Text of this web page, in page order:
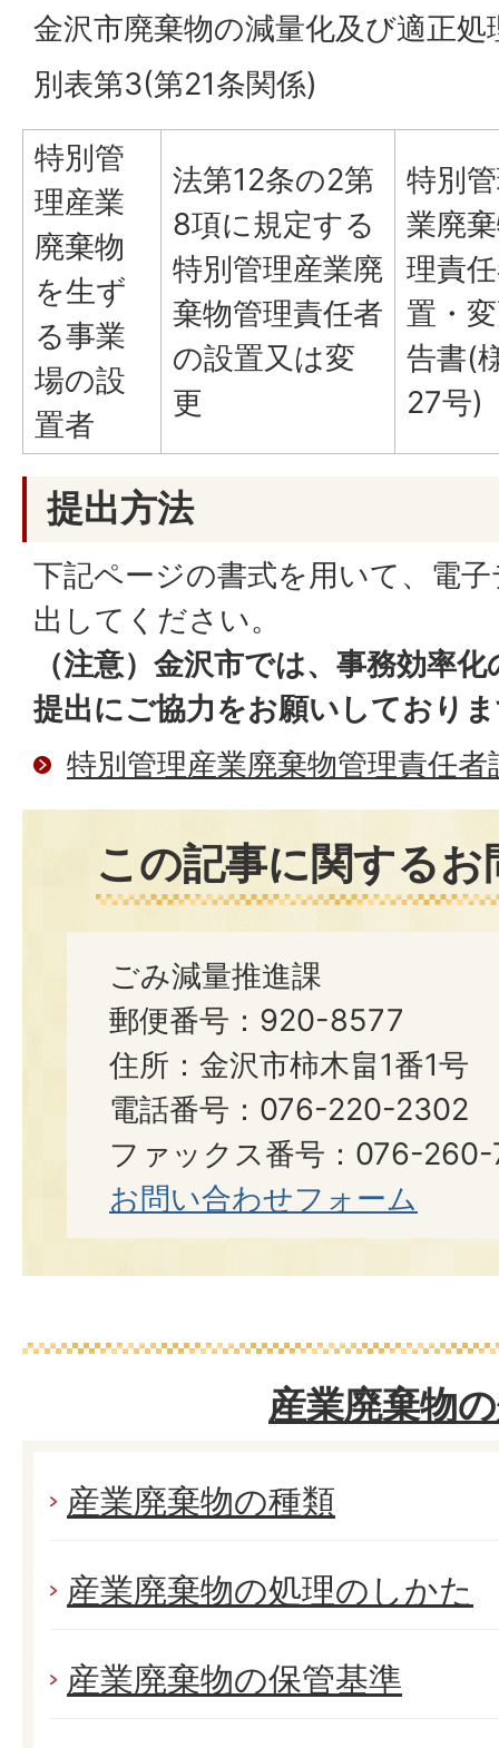
金沢市廃棄物の減量化及び適正
別表第3(第21条関係)
特別管
理産業
廃棄物
を生ず
る事業
場の設
置者
法第12条の2第
8項に規定する
特別管理産業廃
棄物管理責任者
の設置又は変
更
特別
業廃
理責
置・
告書(
27号)
提出方法
下記ページの書式を用いて、電
出してください。
（注意）金沢市では、事務効率
提出にご協力をお願いしており
特別管理産業廃棄物管理責任
この記事に関する
ごみ減量推進課
郵便番号：920-8577
住所：金沢市柿木畠1番1号
電話番号：076-220-2302
ファックス番号：076-
お問い合わせフォーム
産業廃棄物
産業廃棄物の種類
産業廃棄物の処理のしかた
産業廃棄物の保管基準